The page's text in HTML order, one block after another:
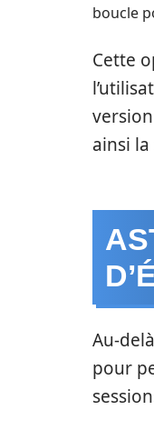
boucle
Cette
ainsi
Au-
pour